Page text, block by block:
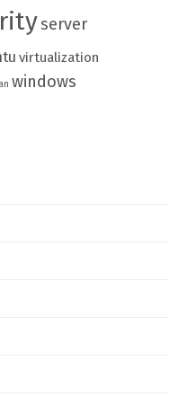
server
virtualization
windows